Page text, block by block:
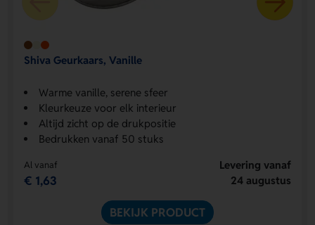
Shiva Geurkaars, Vanille
Warme vanille, serene sfeer
Kleurkeuze voor elk interieur
Altijd zicht op de drukpositie
Bedrukken vanaf 50 stuks
Al vanaf
€ 1,63
Levering vanaf
24 augustus
BEKIJK PRODUCT